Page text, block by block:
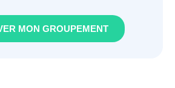
MON GROUPEMENT